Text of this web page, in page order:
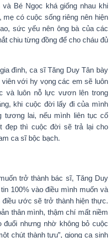
Bé Ngọc khá giống nhau khi
có cuộc sống riêng nên hiện
sức yếu nên ông bà của các
chiu từng đồng để cho cháu đủ
đình, ca sĩ Tăng Duy Tân bày
với hy vọng các em sẽ luôn
và luôn nỗ lực vươn lên trong
khi cuộc đời lấy đi của mình
tương lai, nếu mình liên tục cố
đẹp thì cuộc đời sẽ trả lại cho
ca sĩ bộc bạch.
trở thành bác sĩ, Tăng Duy
100% vào điều mình muốn và
ước sẽ trở thành hiện thực.
thân mình, thậm chí mất niềm
đuổi nhưng nhờ không bỏ cuộc
chút thành tựu”, giọng ca sinh